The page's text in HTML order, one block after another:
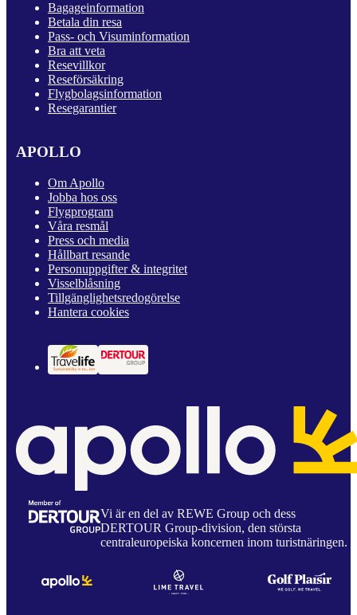
Bagageinformation
Betala din resa
Pass- och Visuminformation
Bra att veta
Resevillkor
Reseförsäkring
Flygbolagsinformation
Resegarantier
APOLLO
Om Apollo
Jobba hos oss
Flygprogram
Våra resmål
Press och media
Hållbart resande
Personuppgifter & integritet
Visselblåsning
Tillgänglighetsredogörelse
Hantera cookies
Vi är en del av REWE Group och dess
DERTOUR Group-division, den största
centraleuropeiska koncernen inom turistnäringen.